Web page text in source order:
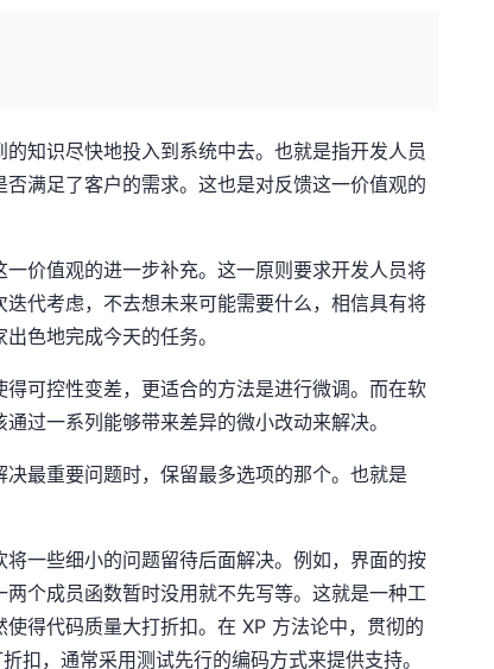
知识尽快地投入到系统中去。也就是指开发人员
满足了客户的需求。这也是对反馈这一价值观的
价值观的进一步补充。这一原则要求开发人员将
代考虑，不去想未来可能需要什么，相信具有将
色地完成今天的任务。
可控性变差，更适合的方法是进行微调。而在软
过一系列能够带来差异的微小改动来解决。
最重要问题时，保留最多选项的那个。也就是
一些细小的问题留待后面解决。例如，界面的按
个成员函数暂时没用就不先写等。这就是一种工
得代码质量大打折扣。在 XP 方法论中，贯彻的
扣，通常采用测试先行的编码方式来提供支持。